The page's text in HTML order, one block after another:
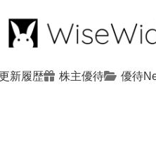
新履歴 株主優待 優待